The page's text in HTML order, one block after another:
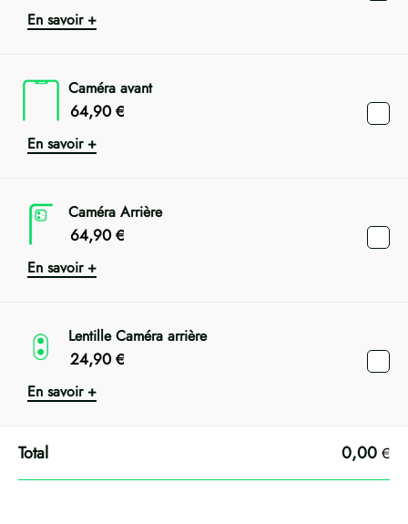
En savoir +
Caméra avant
64,90 €
En savoir +
Caméra Arrière
64,90 €
En savoir +
Lentille Caméra arrière
24,90 €
En savoir +
0,00 €